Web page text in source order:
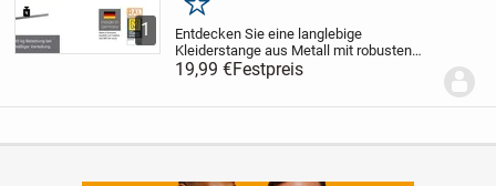
1
Merken
Entdecken Sie eine langlebige
Kleiderstange aus Metall mit robusten
Halterungen. Perfekt für deinen Rauch
Kleiderschrank – belastbar, stilvoll und
19,99 €Festpreis